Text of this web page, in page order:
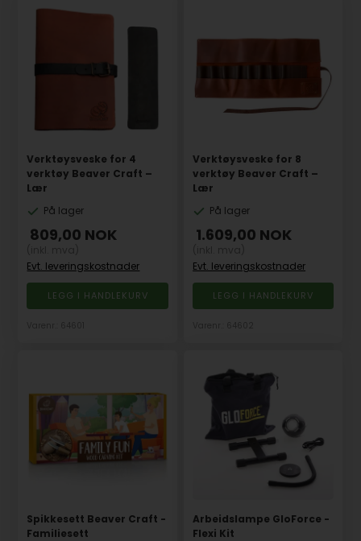
Verktøysveske for 4
verktøy Beaver Craft –
Lær
På lager
809,00 NOK
Evt. leveringskostnader
Verktøysveske for 8
verktøy Beaver Craft –
Lær
På lager
1.609,00 NOK
Evt. leveringskostnader
Spikkesett Beaver Craft -
Familiesett
Arbeidslampe GloForce -
Flexi Kit